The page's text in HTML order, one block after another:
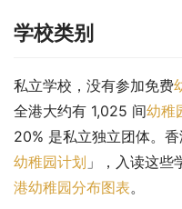
学校类别
私立学校，没有参加免费
全港大约有 1,025 间幼稚
20% 是私立独立团体。
幼稚园计划 」，入读这些
港幼稚园分布图表。